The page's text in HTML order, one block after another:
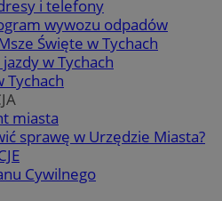
i telefony
wywozu odpadów
Święte w Tychach
jazdy w Tychach
Tychach
miasta
sprawę w Urzędzie Miasta?
Cywilnego